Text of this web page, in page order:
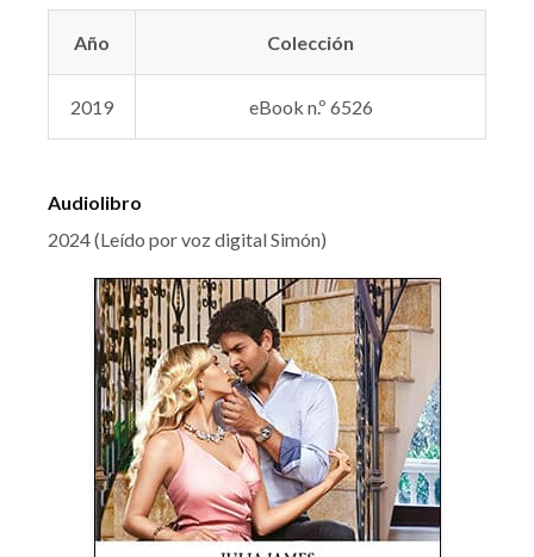
Año Colección
2019 eBook n.º 6526
Audiolibro
2024 (Leído por voz digital Simón)